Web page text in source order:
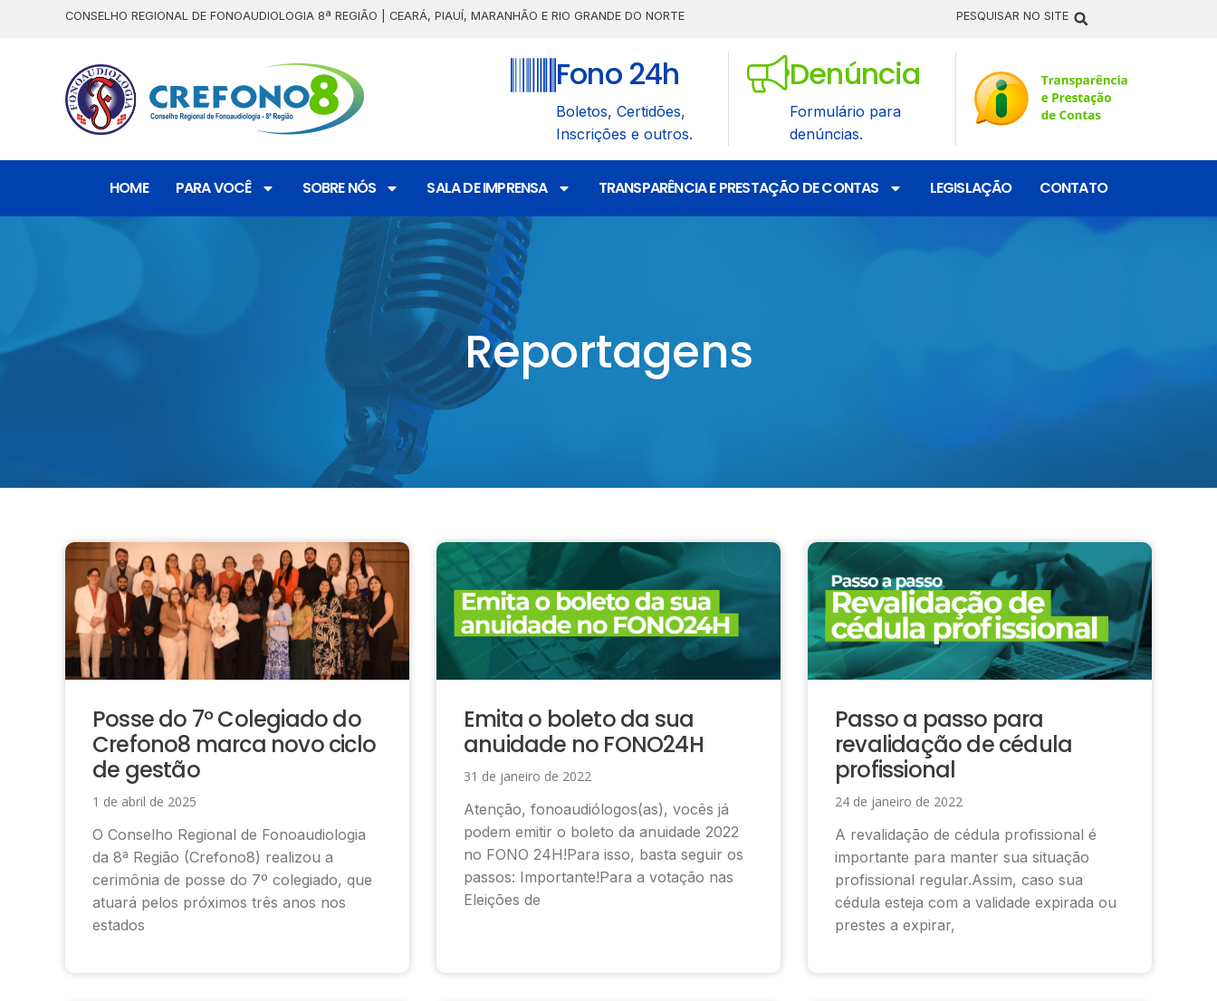
CONSELHO REGIONAL DE FONOAUDIOLOGIA 8ª REGIÃO | CEARÁ, PIAUÍ, MARANHÃO E RIO GRANDE DO NORTE PESQUISAR NO SITE
Fono 24h
Boletos, Certidões,
Inscrições e outros.
Denúncia
Formulário para
denúncias.
HOME PARA VOCÊ SOBRE NÓS SALA DE IMPRENSA TRANSPARÊNCIA E PRESTAÇÃO DE CONTAS LEGISLAÇÃO CONTATO
Reportagens
Posse do 7º Colegiado do
Crefono8 marca novo ciclo
de gestão
1 de abril de 2025
O Conselho Regional de Fonoaudiologia
da 8ª Região (Crefono8) realizou a
cerimônia de posse do 7º colegiado, que
atuará pelos próximos três anos nos
estados
Emita o boleto da sua
anuidade no FONO24H
31 de janeiro de 2022
Atenção, fonoaudiólogos(as), vocês já
podem emitir o boleto da anuidade 2022
no FONO 24H!Para isso, basta seguir os
passos: Importante!Para a votação nas
Eleições de
Passo a passo para
revalidação de cédula
profissional
24 de janeiro de 2022
A revalidação de cédula profissional é
importante para manter sua situação
profissional regular.Assim, caso sua
cédula esteja com a validade expirada ou
prestes a expirar,